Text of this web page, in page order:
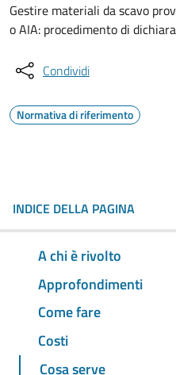
Gestire materiali da scavo
o AIA: procedimento di
Condividi
Normativa di riferimento
INDICE DELLA PAGINA
A chi è rivolto
Approfondimenti
Come fare
Costi
Cosa serve